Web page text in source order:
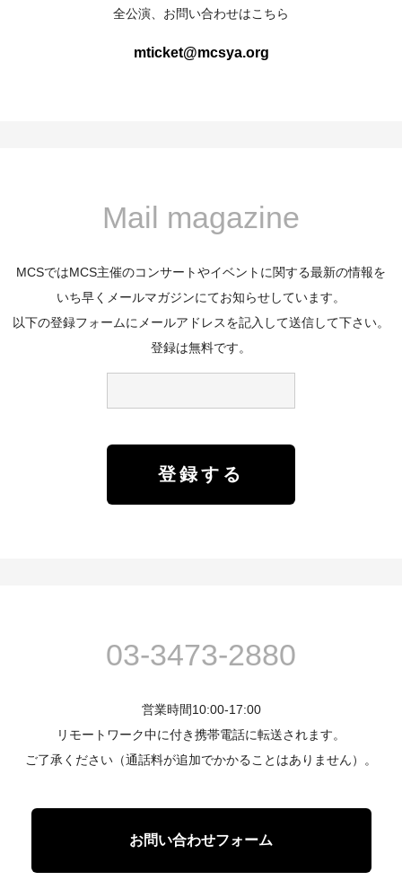
全公演、お問い合わせはこちら
mticket@mcsya.org
Mail magazine
MCSではMCS主催のコンサートやイベントに関する最新の情報を
いち早くメールマガジンにてお知らせしています。
以下の登録フォームにメールアドレスを記入して送信して下さい。
登録は無料です。
03-3473-2880
営業時間10:00-17:00
リモートワーク中に付き携帯電話に転送されます。
ご了承ください（通話料が追加でかかることはありません）。
お問い合わせフォーム